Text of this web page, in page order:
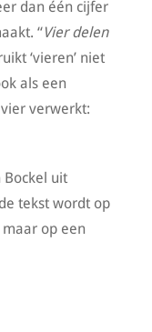
dan één cijfer
“Vier delen
‘vieren’ niet
als een
verwerkt:
Bockel uit
tekst wordt op
op een